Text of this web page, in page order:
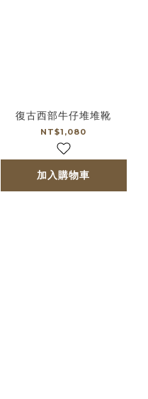
復古西部牛仔堆堆靴
NT$1,080
加入購物車